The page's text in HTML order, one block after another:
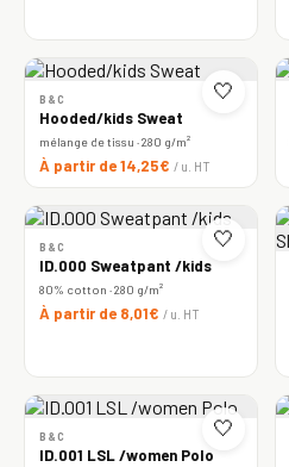
🤍
B&C
Hooded/kids Sweat
mélange de tissu · 280 g/m²
À partir de 14,25€ / u. HT
🤍
B&C
ID.000 Sweatpant /kids
80% cotton · 280 g/m²
À partir de 8,01€ / u. HT
🤍
B&C
ID.001 LSL /women Polo